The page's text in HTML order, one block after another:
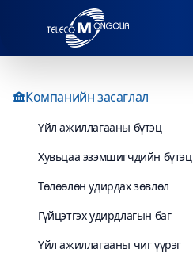
Компанийн засаглал
Үйл ажиллагааны бүтэц
Хувьцаа эзэмшигчдийн бүтэц
Төлөөлөн удирдах зөвлөл
Гүйцэтгэх удирдлагын баг
Үйл ажиллагааны чиг үүрэг